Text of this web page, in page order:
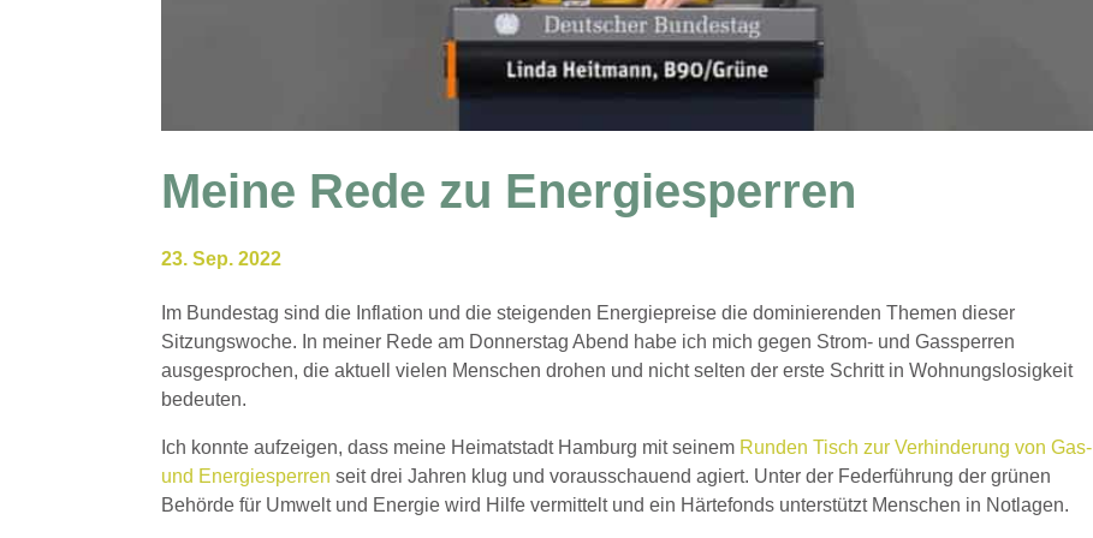
Meine Rede zu Energiesperren
23. Sep. 2022
Im Bundestag sind die Inflation und die steigenden Energiepreise die dominierenden Themen dieser
Sitzungswoche. In meiner Rede am Donnerstag Abend habe ich mich gegen Strom- und Gassperren
ausgesprochen, die aktuell vielen Menschen drohen und nicht selten der erste Schritt in Wohnungslosigkeit
bedeuten.
Ich konnte aufzeigen, dass meine Heimatstadt Hamburg mit seinem Runden Tisch zur Verhinderung von Gas-
und Energiesperren seit drei Jahren klug und vorausschauend agiert. Unter der Federführung der grünen
Behörde für Umwelt und Energie wird Hilfe vermittelt und ein Härtefonds unterstützt Menschen in Notlagen.